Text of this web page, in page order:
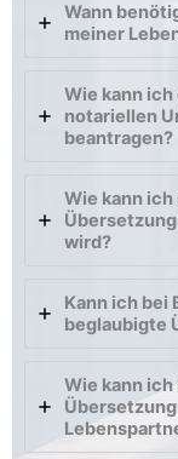
Wann
meiner
Wie kann
notariellen
beantragen?
Wie kann
wird?
Kann ich bei
beglaubigte
Wie kann